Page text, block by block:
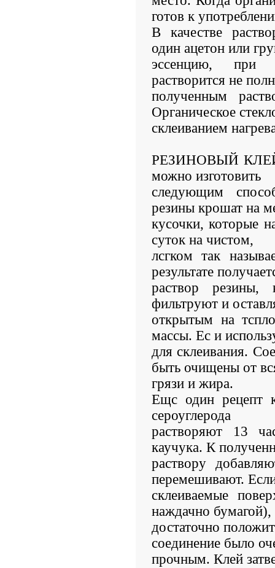
готов к
В качестве
один ацетон или
эссенцию, при
растворится не
полученным
Органическое
склеиванием
РЕЗИНОВЫЙ КЛЕЙ.
можно изготовить
следующим
резины крошат на
кусочки, которые
суток на чистом,
лсгком так
результате
раствор резины,
фильтруют и
открытым на
массы. Ес и
для склеивания.
быть очищены от
грязи и жира.
Ещс один рецепт
сероуглерода
растворяют 13
каучука. К
раствору
перемешивают.
склеиваемые
наждачно бумагой),
достаточно
соединение было
прочным. Клей